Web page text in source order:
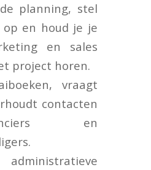
planning, stel
en houd je je
en sales
project horen.
vraagt
contacten
en